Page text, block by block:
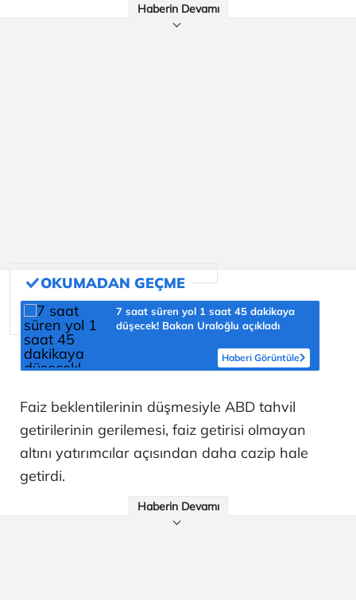
Haberin Devamı
7 saat süren yol 1 saat 45 dakikaya
düşecek! Bakan Uraloğlu açıkladı
Haberi Görüntüle
Faiz beklentilerinin düşmesiyle ABD tahvil
getirilerinin gerilemesi, faiz getirisi olmayan
altını yatırımcılar açısından daha cazip hale
getirdi.
Haberin Devamı